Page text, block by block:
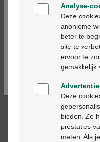
werkdag geleverd
levering in je
levering thuis
betalen
Klantendienstvia chat
Productbeschrijving
Ga verder
Analyse-
Deze
anonieme
beter te
site te
ervoor te
gemakkelijk
Deze
bieden. Ze
prestaties
meten. Als